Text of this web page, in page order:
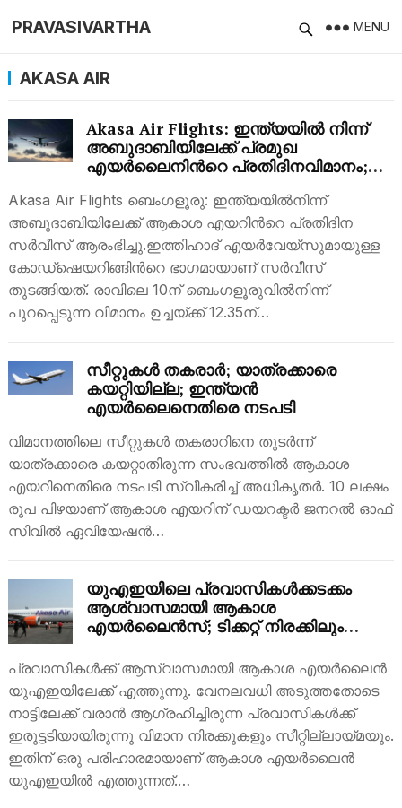
PRAVASIVARTHA MENU
AKASA AIR
Akasa Air Flights: ഇന്ത്യയിൽ നിന്ന്
അബുദാബിയിലേക്ക് പ്രമുഖ
എയര്‍ലൈനിന്‍റെ പ്രതിദിനവിമാനം;
Akasa Air Flights ബെംഗളൂരു: ഇന്ത്യയില്‍നിന്ന്
അബുദാബിയിലേക്ക് ആകാശ എയറിന്‍റെ പ്രതിദിന
സര്‍വീസ് ആരംഭിച്ചു.ഇത്തിഹാദ് എയർവേയ്സുമായുള്ള
കോഡ്ഷെയറിങ്ങിന്‍റെ ഭാഗമായാണ് സർവീസ്
തുടങ്ങിയത്. രാവിലെ 10ന് ബെംഗളൂരുവിൽനിന്ന്
പുറപ്പെടുന്ന വിമാനം ഉച്ചയ്ക്ക് 12.35ന്…
സീറ്റുകൾ തകരാർ; യാത്രക്കാരെ
കയറ്റിയില്ല; ഇന്ത്യൻ
എയർലൈനെതിരെ നടപടി
വിമാനത്തിലെ സീറ്റുകൾ തകരാറിനെ തുടർന്ന്
യാത്രക്കാരെ കയറ്റാതിരുന്ന സംഭവത്തിൽ ആകാശ
എയറിനെതിരെ നടപടി സ്വീകരിച്ച് അധികൃതർ. 10 ലക്ഷം
രൂപ പിഴയാണ് ആകാശ എയറിന് ഡയറക്ടർ ജനറൽ ഓഫ്
സിവിൽ ഏവിയേഷൻ…
യുഎഇയിലെ പ്രവാസികൾക്കടക്കം
ആശ്വാസമായി ആകാശ
എയർലൈൻസ്; ടിക്കറ്റ് നിരക്കിലും
പ്രവാസികൾക്ക് ആസ്വാസമായി ആകാശ എയർലൈൻ
യുഎഇയിലേക്ക് എത്തുന്നു. വേനലവധി അടുത്തതോടെ
നാട്ടിലേക്ക് വരാൻ ആ​ഗ്രഹിച്ചിരുന്ന പ്രവാസികൾക്ക്
ഇരുട്ടടിയായിരുന്നു വിമാന നിരക്കുകളും സീറ്റില്ലായ്മയും.
ഇതിന് ഒരു പരിഹാരമായാണ് ആകാശ എയർലൈൻ
യുഎഇയിൽ എത്തുന്നത്.…